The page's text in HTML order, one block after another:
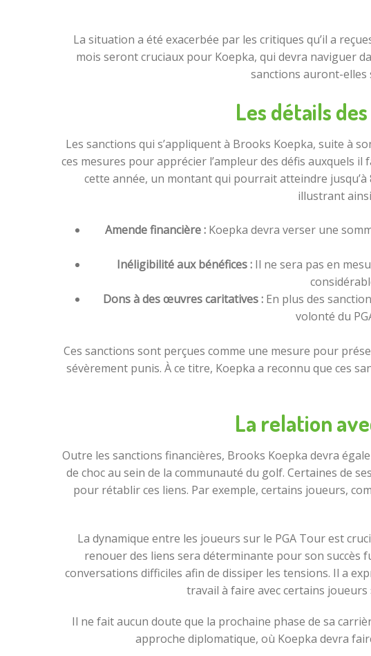
La situation a été exacerbée par les critiques qu’il a
mois seront cruciaux pour Koepka, qui devra naviguer
sanctions auront-elles
Les détails
Les sanctions qui s’appliquent à Brooks Koepka, suite à
ces mesures pour apprécier l’ampleur des défis auxquels
cette année, un montant qui pourrait atteindre
illustrant
Amende financière : Koepka devra verser une
Inéligibilité aux bénéfices : Il ne sera pas en
Dons à des œuvres caritatives : En plus des
volonté du
Ces sanctions sont perçues comme une mesure pour
sévèrement punis. À ce titre, Koepka a reconnu que ces
La relation
Outre les sanctions financières, Brooks Koepka devra
de choc au sein de la communauté du golf. Certaines de
pour rétablir ces liens. Par exemple, certains joueurs,
La dynamique entre les joueurs sur le PGA Tour est
renouer des liens sera déterminante pour son succès
conversations difficiles afin de dissiper les tensions. Il a
travail à faire avec certains
Il ne fait aucun doute que la prochaine phase de sa
approche diplomatique, où Koepka devra